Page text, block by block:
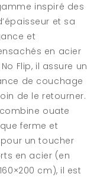
inspiré des
et sa
et
en acier
Flip, il assure un
de couchage
de le retourner.
ouate
ferme et
un toucher
en acier (en
cm), il est